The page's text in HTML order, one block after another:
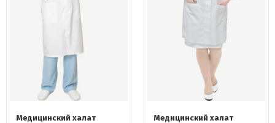
Медицинский халат
Медицинский халат